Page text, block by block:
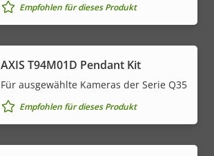
Empfohlen für dieses Produkt
AXIS T94M01D Pendant Kit
Für ausgewählte Kameras der Serie Q35
Empfohlen für dieses Produkt